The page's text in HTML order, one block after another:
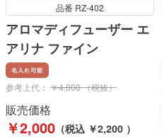
品番 RZ-402
アロマディフューザー エ
アリナ ファイン
参考上代： ￥4,000 （税抜）
販売価格
￥2,000 （税込 ￥2,200 ）